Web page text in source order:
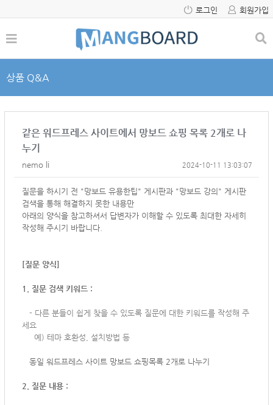
로그인 회원가입
상품 Q&A
같은 워드프레스 사이트에서 망보드 쇼핑 목록 2개로 나
누기
nemo li 2024-10-11 13:03:07
질문을 하시기 전 "망보드 유용한팁" 게시판과 "망보드 강의" 게시판
검색을 통해 해결하지 못한 내용만
아래의 양식을 참고하셔서 답변자가 이해할 수 있도록 최대한 자세히
작성해 주시기 바랍니다.
[질문 양식]
1. 질문 검색 키워드 :
- 다른 분들이 쉽게 찾을 수 있도록 질문에 대한 키워드를 작성해 주
세요
예) 테마 호환성, 설치방법 등
동일 워드프레스 사이트 망보드 쇼핑목록 2개로 나누기
2. 질문 내용 :